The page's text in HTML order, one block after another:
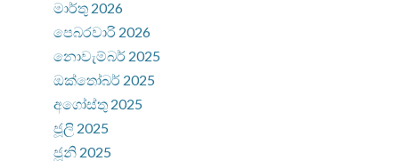
මාර්තු 2026
පෙබරවාරි 2026
නොවැම්බර් 2025
ඔක්තෝබර් 2025
අගෝස්තු 2025
ජූලි 2025
ජූනි 2025